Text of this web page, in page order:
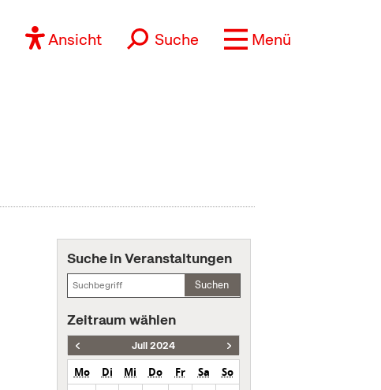
Ansicht Suche Menü
Suche in Veranstaltungen
Suchen
Zeitraum wählen
Juli 2024
Mo Di Mi Do Fr Sa
So